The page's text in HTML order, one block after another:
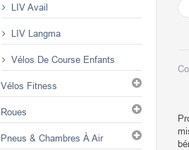
LIV Avail
LIV Langma
Vélos De Course Enfants
Vélos Fitness
Roues
Pneus & Chambres À Air